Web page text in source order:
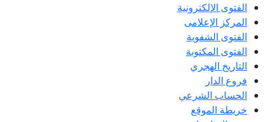
الفتوى الإلكترونية
المركز الإعلامى
الفتوى الشفوية
الفتوى المكتوبة
التاريخ الهجري
فروع الدار
الحساب الشرعي
خريطة الموقع